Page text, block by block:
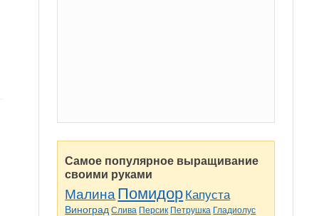
Самое популярное выращивание
своими руками
Малина Помидор Капуста
Виноград Слива Персик Петрушка Гладиолус